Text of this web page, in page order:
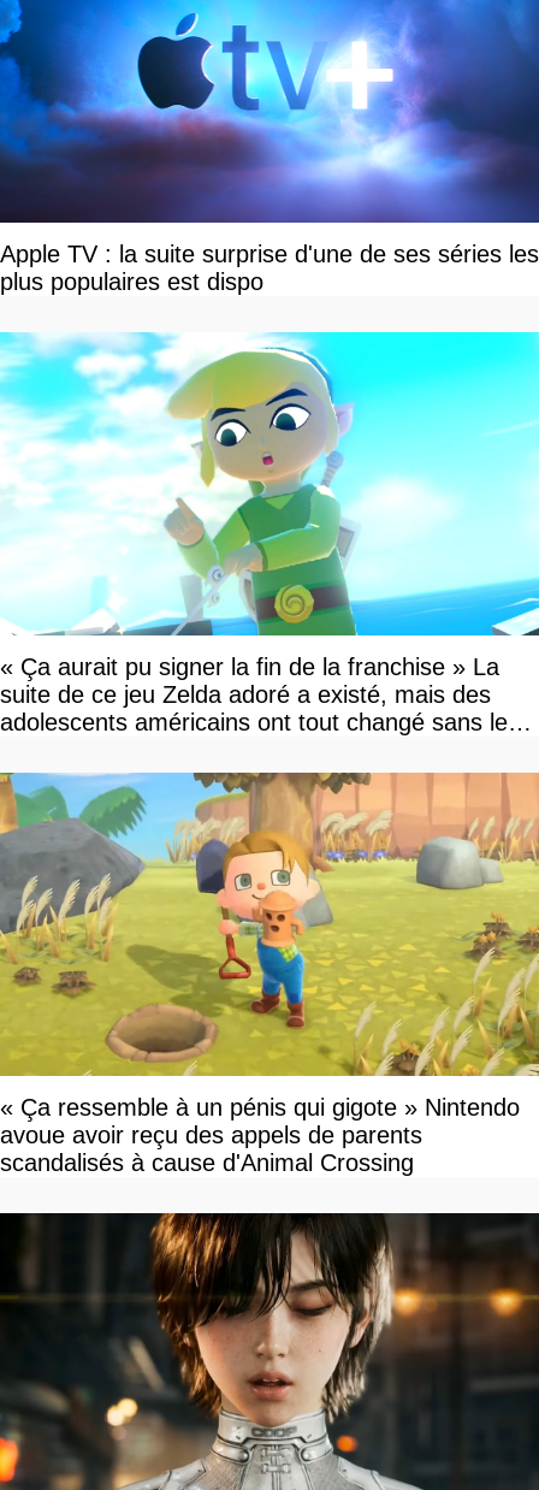
Apple TV : la suite surprise d'une de ses séries les
plus populaires est dispo
« Ça aurait pu signer la fin de la franchise » La
suite de ce jeu Zelda adoré a existé, mais des
adolescents américains ont tout changé sans le
« Ça ressemble à un pénis qui gigote » Nintendo
avoue avoir reçu des appels de parents
scandalisés à cause d'Animal Crossing